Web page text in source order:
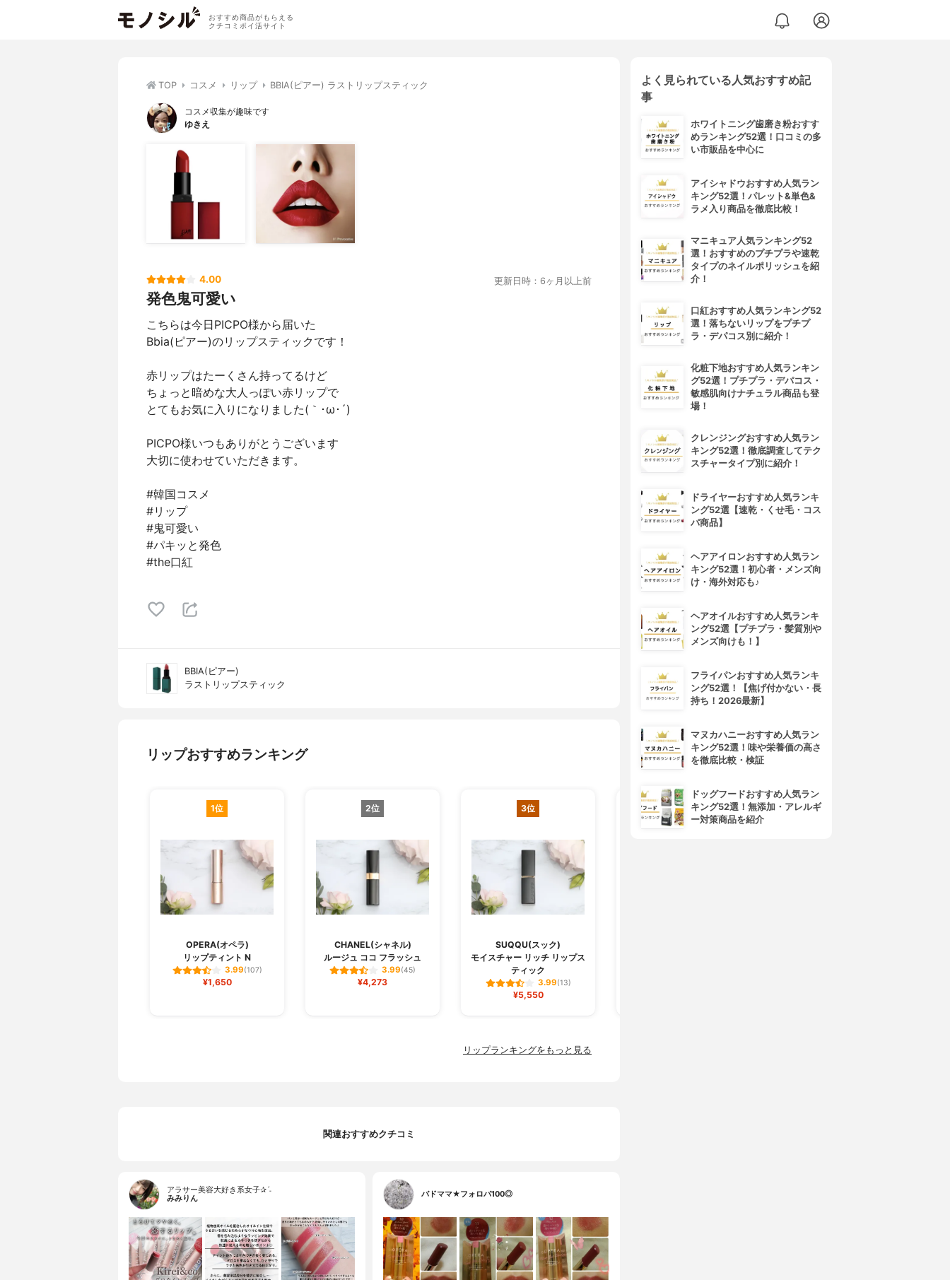
おすすめ商品がもらえる
クチコミポイ活サイト
TOP コスメ リップ BBIA(ピアー) ラストリップスティック
コスメ収集が趣味です
ゆきえ
4.00 更新日時：6ヶ月以上前
発色鬼可愛い
こちらは今日PICPO様から届いた
Bbia(ピアー)のリップスティックです！
赤リップはたーくさん持ってるけど
ちょっと暗めな大人っぽい赤リップで
とてもお気に入りになりました(｀･ω･´)
PICPO様いつもありがとうございます
大切に使わせていただきます。
#韓国コスメ
#リップ
#鬼可愛い
#パキッと発色
#the口紅
BBIA(ピアー)
ラストリップスティック
リップおすすめランキング
1位
OPERA(オペラ)
リップティント N
3.99(107)
¥1,650
2位
CHANEL(シャネル)
ルージュ ココ フラッシュ
3.99(45)
¥4,273
3位
SUQQU(スック)
モイスチャー リッチ リップス
ティック
3.99(13)
¥5,550
4位
リップランキングをもっと見る
関連おすすめクチコミ
アラサー美容大好き系女子✰ˊ˗
みみりん
バドママ★フォロバ100◎
よく見られている人気おすすめ記
事
ホワイトニング歯磨き粉おすす
めランキング52選！口コミの多
い市販品を中心に
アイシャドウおすすめ人気ラン
キング52選！パレット&単色&
ラメ入り商品を徹底比較！
マニキュア人気ランキング52
選！おすすめのプチプラや速乾
タイプのネイルポリッシュを紹
介！
口紅おすすめ人気ランキング52
選！落ちないリップをプチプ
ラ・デパコス別に紹介！
化粧下地おすすめ人気ランキン
グ52選！プチプラ・デパコス・
敏感肌向けナチュラル商品も登
場！
クレンジングおすすめ人気ラン
キング52選！徹底調査してテク
スチャータイプ別に紹介！
ドライヤーおすすめ人気ランキ
ング52選【速乾・くせ毛・コス
パ商品】
ヘアアイロンおすすめ人気ラン
キング52選！初心者・メンズ向
け・海外対応も♪
ヘアオイルおすすめ人気ランキ
ング52選【プチプラ・髪質別や
メンズ向けも！】
フライパンおすすめ人気ランキ
ング52選！【焦げ付かない・長
持ち！2026最新】
マヌカハニーおすすめ人気ラン
キング52選！味や栄養価の高さ
を徹底比較・検証
ドッグフードおすすめ人気ラン
キング52選！無添加・アレルギ
ー対策商品を紹介